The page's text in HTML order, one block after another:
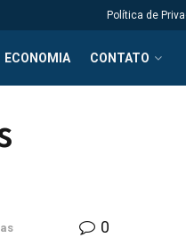
Política de
ECONOMIA CONTATO
0